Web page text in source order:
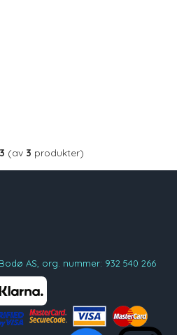
3 (av 3 produkter)
AS, org. nummer: 932 540 266